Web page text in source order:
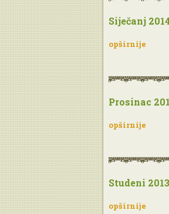
Siječanj
opširnije
Prosinac
opširnije
Studeni 2013
opširnije